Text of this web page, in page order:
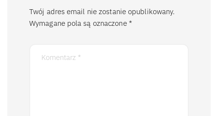
Twój adres email nie zostanie opublikowany.
Wymagane pola są oznaczone *